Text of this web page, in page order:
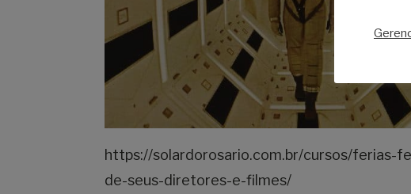
https://solardorosario.com.br/cursos/ferias-
de-seus-diretores-e-filmes/